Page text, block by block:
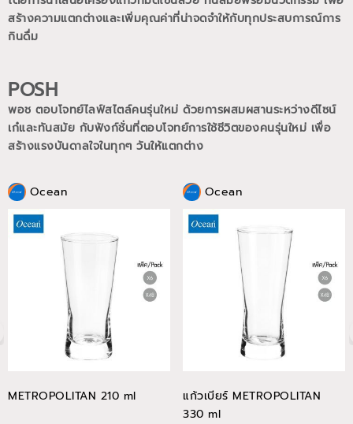
สร้างความแตกต่างและเพิ่มคุณค่าที่น่าจดจำให้กับทุกประสบการณ์การ
กินดื่ม
POSH
พอช ตอบโจทย์ไลฟ์สไตล์คนรุ่นใหม่ ด้วยการผสมผสานระหว่างดีไซน์
เก๋และทันสมัย กับฟังก์ชั่นที่ตอบโจทย์การใช้ชีวิตของคนรุ่นใหม่ เพื่อ
สร้างแรงบันดาลใจในทุกๆ วันให้แตกต่าง
Ocean
METROPOLITAN 210 ml
Ocean
แก้วเบียร์ METROPOLITAN
330 ml